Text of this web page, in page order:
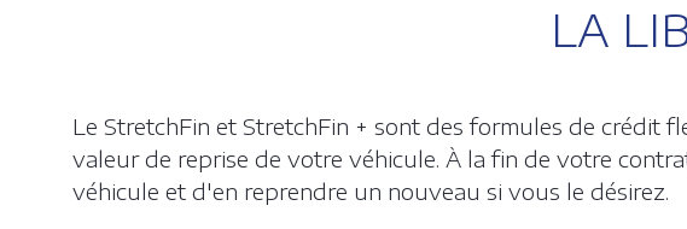
LA
Le StretchFin et StretchFin + sont des formules de crédit
valeur de reprise de votre véhicule. À la fin de votre
véhicule et d'en reprendre un nouveau si vous le désirez.